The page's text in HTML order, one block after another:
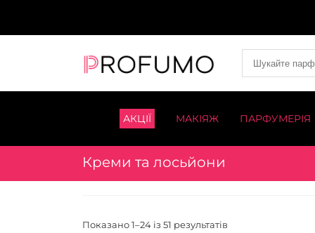
АКЦІЇ МАКІЯЖ ПАРФУМЕРІЯ
Креми та лосьйони
Показано 1–24 із 51 результатів